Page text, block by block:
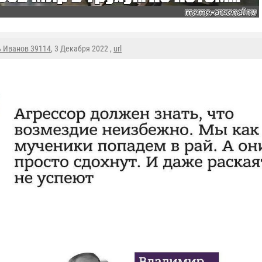
Иванов 39114, 3 Декабря 2022 , url